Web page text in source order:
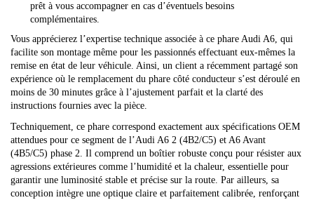
prêt à vous accompagner en cas d’éventuels besoins
complémentaires.
Vous apprécierez l’expertise technique associée à ce phare Audi A6, qui
facilite son montage même pour les passionnés effectuant eux-mêmes la
remise en état de leur véhicule. Ainsi, un client a récemment partagé son
expérience où le remplacement du phare côté conducteur s’est déroulé en
moins de 30 minutes grâce à l’ajustement parfait et la clarté des
instructions fournies avec la pièce.
Techniquement, ce phare correspond exactement aux spécifications OEM
attendues pour ce segment de l’Audi A6 2 (4B2/C5) et A6 Avant
(4B5/C5) phase 2. Il comprend un boîtier robuste conçu pour résister aux
agressions extérieures comme l’humidité et la chaleur, essentielle pour
garantir une luminosité stable et précise sur la route. Par ailleurs, sa
conception intègre une optique claire et parfaitement calibrée, renforçant